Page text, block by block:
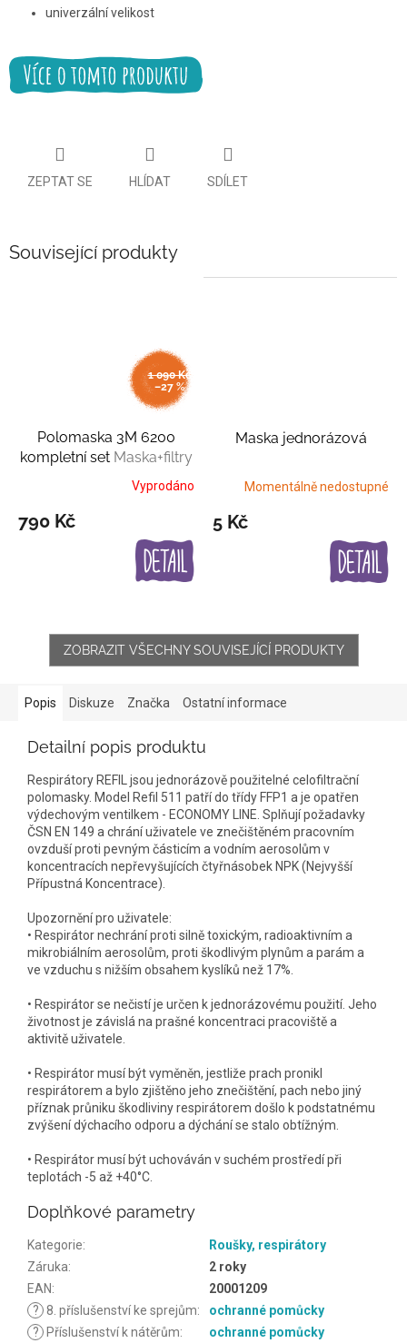
univerzální velikost
ZEPTAT SE HLÍDAT SDÍLET
Související produkty
1 090 Kč
–27 %
Polomaska 3M 6200
kompletní set Maska+filtry
Vyprodáno
790 Kč
Maska jednorázová
Momentálně nedostupné
5 Kč
ZOBRAZIT VŠECHNY SOUVISEJÍCÍ PRODUKTY
Popis Diskuze Značka Ostatní informace
Detailní popis produktu
Respirátory REFIL jsou jednorázově použitelné celofiltrační
polomasky. Model Refil 511 patří do třídy FFP1 a je opatřen
výdechovým ventilkem - ECONOMY LINE. Splňují požadavky
ČSN EN 149 a chrání uživatele ve znečištěném pracovním
ovzduší proti pevným částicím a vodním aerosolům v
koncentracích nepřevyšujících čtyřnásobek NPK (Nejvyšší
Přípustná Koncentrace).
Upozornění pro uživatele:
• Respirátor nechrání proti silně toxickým, radioaktivním a
mikrobiálním aerosolům, proti škodlivým plynům a parám a
ve vzduchu s nižším obsahem kyslíků než 17%.
• Respirátor se nečistí je určen k jednorázovému použití. Jeho
životnost je závislá na prašné koncentraci pracoviště a
aktivitě uživatele.
• Respirátor musí být vyměněn, jestliže prach pronikl
respirátorem a bylo zjištěno jeho znečištění, pach nebo jiný
příznak průniku škodliviny respirátorem došlo k podstatnému
zvýšení dýchacího odporu a dýchání se stalo obtížným.
• Respirátor musí být uchováván v suchém prostředí při
teplotách -5 až +40°C.
Doplňkové parametry
Kategorie:
Roušky, respirátory
Záruka:
2 roky
EAN:
20001209
? 8. příslušenství ke sprejům:
ochranné pomůcky
?
Příslušenství k nátěrům: ochranné pomůcky